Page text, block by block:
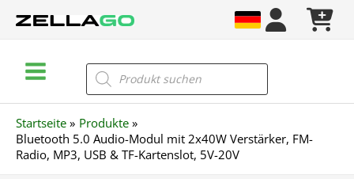
Inhalt
Menu
Products
search
Startseite
Produkte
Bluetooth 5.0 Audio-Modul mit 2x40W Verstärker, FM-
Radio, MP3, USB & TF-Kartenslot, 5V-20V